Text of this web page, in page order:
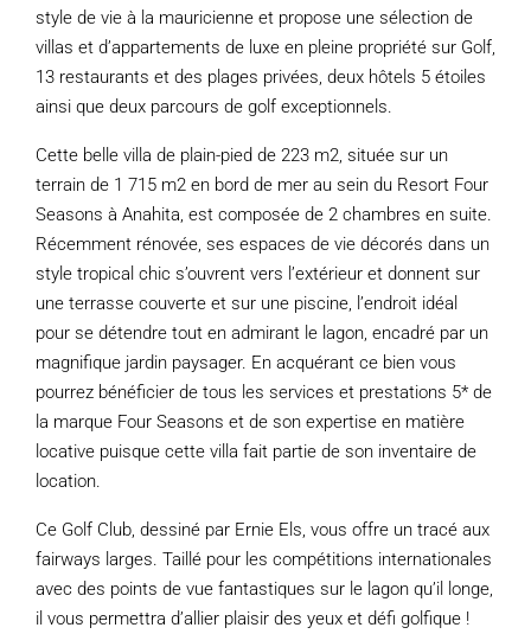
style de vie à la mauricienne et propose une sélection de
villas et d’appartements de luxe en pleine propriété sur Golf,
13 restaurants et des plages privées, deux hôtels 5 étoiles
ainsi que deux parcours de golf exceptionnels.
Cette belle villa de plain-pied de 223 m2, située sur un
terrain de 1 715 m2 en bord de mer au sein du Resort Four
Seasons à Anahita, est composée de 2 chambres en suite.
Récemment rénovée, ses espaces de vie décorés dans un
style tropical chic s’ouvrent vers l’extérieur et donnent sur
une terrasse couverte et sur une piscine, l’endroit idéal
pour se détendre tout en admirant le lagon, encadré par un
magnifique jardin paysager. En acquérant ce bien vous
pourrez bénéficier de tous les services et prestations 5* de
la marque Four Seasons et de son expertise en matière
locative puisque cette villa fait partie de son inventaire de
location.
Ce Golf Club, dessiné par Ernie Els, vous offre un tracé aux
fairways larges. Taillé pour les compétitions internationales
avec des points de vue fantastiques sur le lagon qu’il longe,
il vous permettra d’allier plaisir des yeux et défi golfique !